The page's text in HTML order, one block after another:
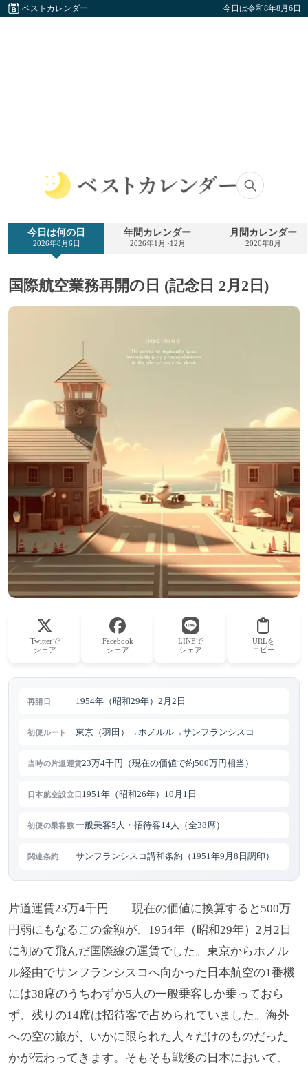
ベストカレンダー 今日は令和8年8月6日
ト
カ
ー
今日は何の日
2026年8月6日
年間カレンダー
2026年1月~12月
月間カレンダー
2026年8月
国際航空業務再開の日 (記念日 2月2日)
Twitterで
シェア
Facebook
シェア
LINEで
シェア
URLを
コピー
再開日 1954年（昭和29年）2月2日
初便ルート 東京（羽田）→ホノルル→サンフランシスコ
当時の片道運賃23万4千円（現在の価値で約500万円相当）
日本航空設立日 1951年（昭和26年）10月1日
初便の乗客数一般乗客5人・招待客14人（全38席）
関連条約 サンフランシスコ講和条約（1951年9月8日調印）
片道運賃23万4千円——現在の価値に換算すると500万
円弱にもなるこの金額が、1954年（昭和29年）2月2日
に初めて飛んだ国際線の運賃でした。東京からホノル
ル経由でサンフランシスコへ向かった日本航空の1番機
には38席のうちわずか5人の一般乗客しか乗っておら
ず、残りの14席は招待客で占められていました。海外
への空の旅が、いかに限られた人々だけのものだった
かが伝わってきます。そもそも戦後の日本において、